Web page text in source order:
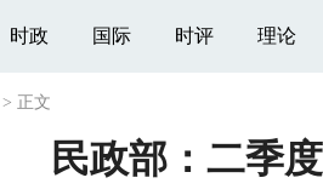
时政 国际 时评 理论
> 正文
民政部：二季